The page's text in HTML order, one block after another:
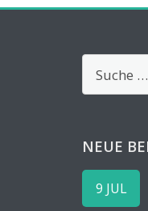
NEUE
9 JUL